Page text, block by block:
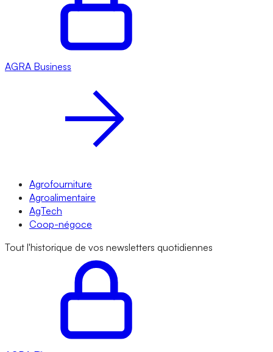
AGRA Business
Agrofourniture
Agroalimentaire
AgTech
Coop-négoce
Tout l'historique de vos newsletters quotidiennes